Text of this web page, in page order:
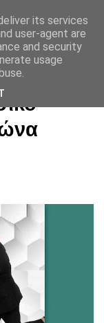
its services
user-agent are
and security
usage